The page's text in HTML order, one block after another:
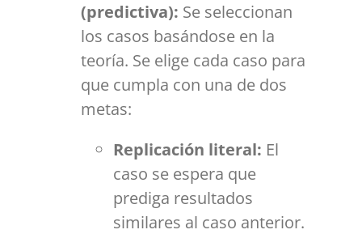
(predictiva): Se seleccionan
los casos basándose en la
teoría. Se elige cada caso para
que cumpla con una de dos
metas:
Replicación literal: El
caso se espera que
prediga resultados
similares al caso anterior.